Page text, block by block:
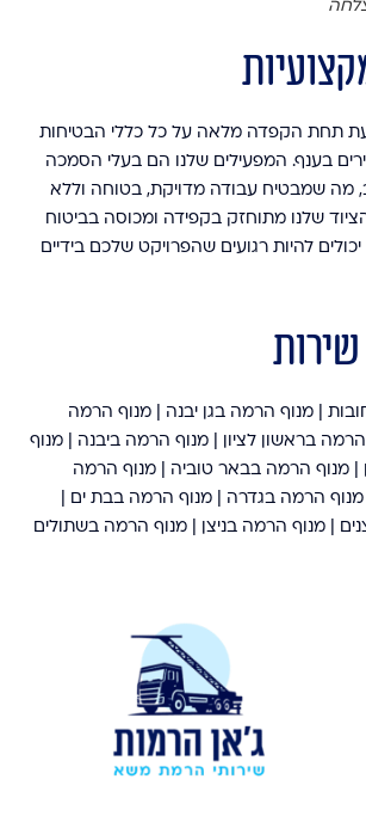
תחת הקפדה מלאה על כל כללי הבטיחות
בענף. המפעילים שלנו הם בעלי הסמכה
רב, מה שמבטיח עבודה מדויקת, בטוחה וללא
שלנו מתוחזק בקפידה ומכוסה בביטוח
להיות רגועים שהפרויקט שלכם בידיים
| מנוף הרמה בגן יבנה | מנוף הרמה
בראשון לציון | מנוף הרמה ביבנה | מנוף
מנוף הרמה בבאר טוביה | מנוף הרמה
מנוף הרמה בגדרה | מנוף הרמה בבת ים |
| מנוף הרמה בניצן | מנוף הרמה בשתולים